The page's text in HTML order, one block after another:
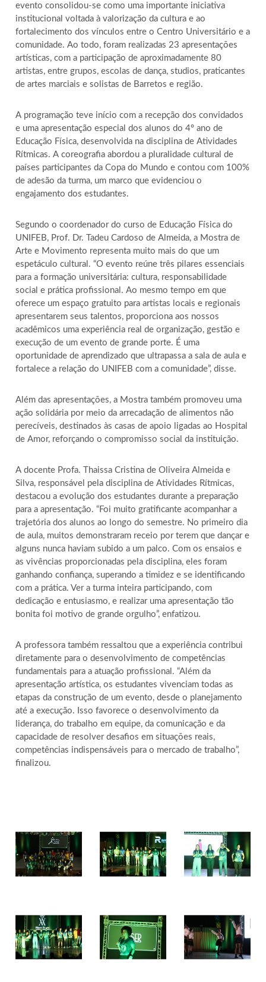
evento consolidou-se como uma importante iniciativa
institucional voltada à valorização da cultura e ao
fortalecimento dos vínculos entre o Centro Universitário e a
comunidade. Ao todo, foram realizadas 23 apresentações
artísticas, com a participação de aproximadamente 80
artistas, entre grupos, escolas de dança, studios, praticantes
de artes marciais e solistas de Barretos e região.
A programação teve início com a recepção dos convidados
e uma apresentação especial dos alunos do 4º ano de
Educação Física, desenvolvida na disciplina de Atividades
Rítmicas. A coreografia abordou a pluralidade cultural de
países participantes da Copa do Mundo e contou com 100%
de adesão da turma, um marco que evidenciou o
engajamento dos estudantes.
Segundo o coordenador do curso de Educação Física do
UNIFEB, Prof. Dr. Tadeu Cardoso de Almeida, a Mostra de
Arte e Movimento representa muito mais do que um
espetáculo cultural. “O evento reúne três pilares essenciais
para a formação universitária: cultura, responsabilidade
social e prática profissional. Ao mesmo tempo em que
oferece um espaço gratuito para artistas locais e regionais
apresentarem seus talentos, proporciona aos nossos
acadêmicos uma experiência real de organização, gestão e
execução de um evento de grande porte. É uma
oportunidade de aprendizado que ultrapassa a sala de aula e
fortalece a relação do UNIFEB com a comunidade”, disse.
Além das apresentações, a Mostra também promoveu uma
ação solidária por meio da arrecadação de alimentos não
perecíveis, destinados às casas de apoio ligadas ao Hospital
de Amor, reforçando o compromisso social da instituição.
A docente Profa. Thaissa Cristina de Oliveira Almeida e
Silva, responsável pela disciplina de Atividades Rítmicas,
destacou a evolução dos estudantes durante a preparação
para a apresentação. “Foi muito gratificante acompanhar a
trajetória dos alunos ao longo do semestre. No primeiro dia
de aula, muitos demonstraram receio por terem que dançar e
alguns nunca haviam subido a um palco. Com os ensaios e
as vivências proporcionadas pela disciplina, eles foram
ganhando confiança, superando a timidez e se identificando
com a prática. Ver a turma inteira participando, com
dedicação e entusiasmo, e realizar uma apresentação tão
bonita foi motivo de grande orgulho”, enfatizou.
A professora também ressaltou que a experiência contribui
diretamente para o desenvolvimento de competências
fundamentais para a atuação profissional. “Além da
apresentação artística, os estudantes vivenciam todas as
etapas da construção de um evento, desde o planejamento
até a execução. Isso favorece o desenvolvimento da
liderança, do trabalho em equipe, da comunicação e da
capacidade de resolver desafios em situações reais,
competências indispensáveis para o mercado de trabalho”,
finalizou.